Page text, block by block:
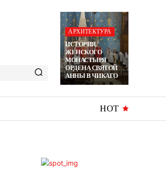
АРХИТЕКТУРА
ИСТОРИЯ
ЖЕНСКОГО
МОНАСТЫРЯ
ОРДЕНА СВЯТОЙ
АННЫ В ЧИКАГО
HOT